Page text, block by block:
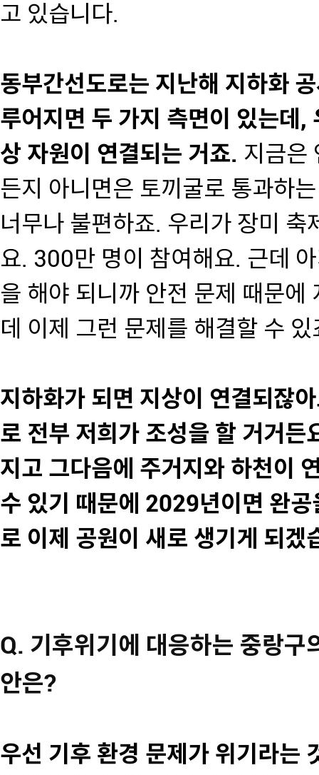
고 있습니다.
동부간선도로는 지난해 지하화
루어지면 두 가지 측면이 있는데,
상 자원이 연결되는 거죠. 지금은
든지 아니면은 토끼굴로 통과하
너무나 불편하죠. 우리가 장미
요. 300만 명이 참여해요. 근데
을 해야 되니까 안전 문제 때문에
데 이제 그런 문제를 해결할 수 있
지하화가 되면 지상이 연결되잖
로 전부 저희가 조성을 할 거거든
지고 그다음에 주거지와 하천이
수 있기 때문에 2029년이면 완
로 이제 공원이 새로 생기게 되겠
Q. 기후위기에 대응하는 중랑구
안은?
우선 기후 환경 문제가 위기라는